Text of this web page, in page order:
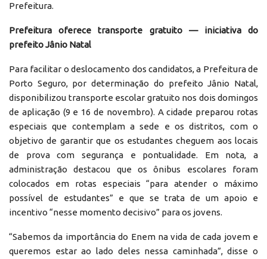
Prefeitura.
Prefeitura oferece transporte gratuito — iniciativa do
prefeito Jânio Natal
Para facilitar o deslocamento dos candidatos, a Prefeitura de
Porto Seguro, por determinação do prefeito Jânio Natal,
disponibilizou transporte escolar gratuito nos dois domingos
de aplicação (9 e 16 de novembro). A cidade preparou rotas
especiais que contemplam a sede e os distritos, com o
objetivo de garantir que os estudantes cheguem aos locais
de prova com segurança e pontualidade. Em nota, a
administração destacou que os ônibus escolares foram
colocados em rotas especiais “para atender o máximo
possível de estudantes” e que se trata de um apoio e
incentivo “nesse momento decisivo” para os jovens.
“Sabemos da importância do Enem na vida de cada jovem e
queremos estar ao lado deles nessa caminhada”, disse o